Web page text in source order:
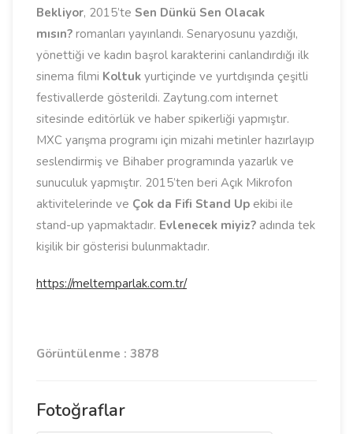
Bekliyor, 2015’te Sen Dünkü Sen Olacak
mısın? romanları yayınlandı. Senaryosunu yazdığı,
yönettiği ve kadın başrol karakterini canlandırdığı ilk
sinema filmi Koltuk yurtiçinde ve yurtdışında çeşitli
festivallerde gösterildi. Zaytung.com internet
sitesinde editörlük ve haber spikerliği yapmıştır.
MXC yarışma programı için mizahi metinler hazırlayıp
seslendirmiş ve Bihaber programında yazarlık ve
sunuculuk yapmıştır. 2015’ten beri Açık Mikrofon
aktivitelerinde ve Çok da Fifi Stand Up ekibi ile
stand-up yapmaktadır. Evlenecek miyiz? adında tek
kişilik bir gösterisi bulunmaktadır.
https://meltemparlak.com.tr/
Görüntülenme : 3878
Fotoğraflar